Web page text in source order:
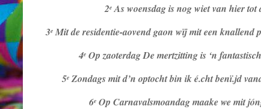
2e As woensdag is nog wiet van hier
3eMit de residentie-aovend gaon wïj mit een knallend
4e Op zaoterdag De mertzitting is ‘n
5eZondags mit d’n optocht bin ik é.cht benï.jd
6e Op Carnavalsmoandag maake we mit